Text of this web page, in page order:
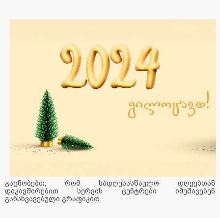
გაცნობებთ, რომ სადღესასწაულო დღეებთან
დაკავშირებით სერვის ცენტრები იმუშავებენ
განსხვავებული გრაფიკით